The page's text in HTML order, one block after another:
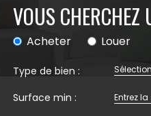
VOUS CHERCHEZ
Acheter Louer
Type de bien :
Surface min :